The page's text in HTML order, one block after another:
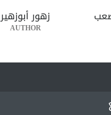
زهور أبوزهير
AUTHOR